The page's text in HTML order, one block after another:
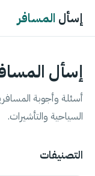
إسأل المسافر
إسأل
أسئلة وأجوبة
السياحية والتأشيرات.
التصنيفات